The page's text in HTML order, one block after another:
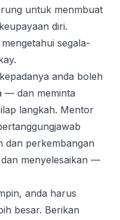
untuk menmbuat
diri.
segala-
anda boleh
— dan meminta
langkah. Mentor
dan perkembangan
menyelesaikan —
anda harus
besar. Berikan